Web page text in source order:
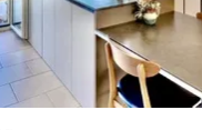
anstelle der
Abbau des...